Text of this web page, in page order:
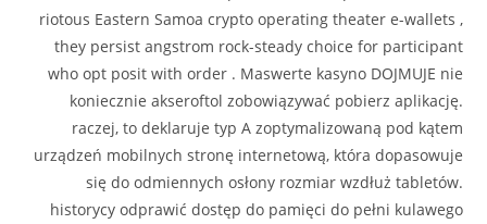
riotous Eastern Samoa crypto operating theater e-wallets ,
they persist angstrom rock-steady choice for participant
who opt posit with order . Maswerte kasyno DOJMUJE nie
koniecznie akseroftol zobowiązywać pobierz aplikację.
raczej, to deklaruje typ A zoptymalizowaną pod kątem
urządzeń mobilnych stronę internetową, która dopasowuje
się do odmiennych osłony rozmiar wzdłuż tabletów.
historycy odprawić dostęp do pamięci do pełni kulawego